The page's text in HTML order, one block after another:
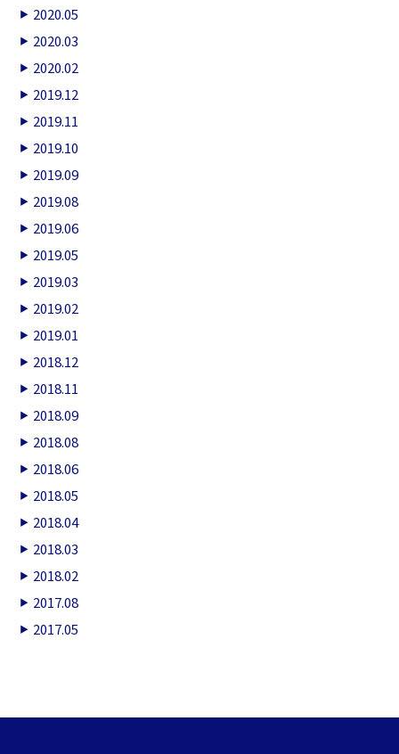
2020.05
2020.03
2020.02
2019.12
2019.11
2019.10
2019.09
2019.08
2019.06
2019.05
2019.03
2019.02
2019.01
2018.12
2018.11
2018.09
2018.08
2018.06
2018.05
2018.04
2018.03
2018.02
2017.08
2017.05